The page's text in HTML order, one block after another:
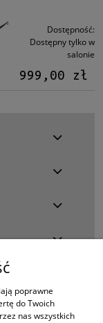
Dostępność:
Dostępny tylko w
salonie
999,00 zł
poprawne
do Twoich
nas wszystkich